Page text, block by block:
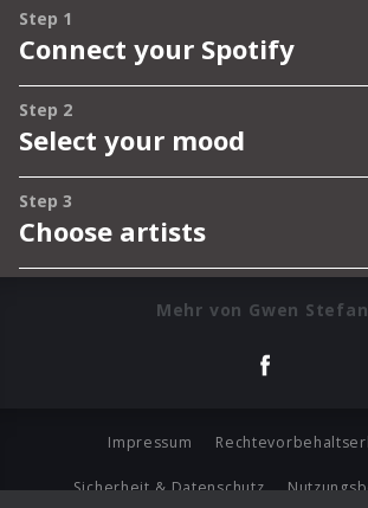
Mehr von Gwen
Impressum
Sicherheit & Datenschutz